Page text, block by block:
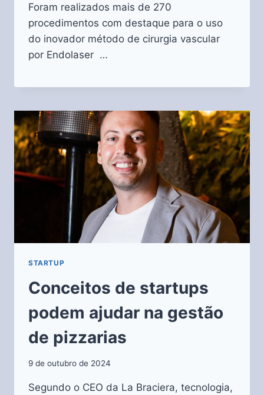
Foram realizados mais de 270
procedimentos com destaque para o uso
do inovador método de cirurgia vascular
por Endolaser …
STARTUP
Conceitos de startups
podem ajudar na gestão
de pizzarias
9 de outubro de 2024
Segundo o CEO da La Braciera, tecnologia,